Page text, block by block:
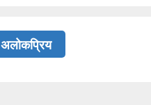
अलोकप्रिय